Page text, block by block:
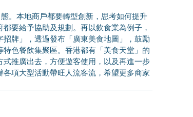
要給予協助及規劃。再以飲食業為例子，
牌」，透過發布「廣東美食地圖」，鼓勵
色餐飲集聚區。香港都有「美食天堂」的
推廣出去，方便遊客使用，以及再進一步
項大型活動帶旺人流客流，希望更多商家